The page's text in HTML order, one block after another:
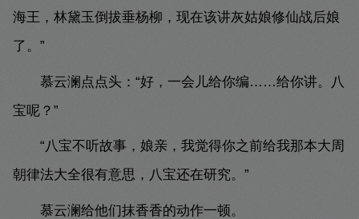
海王，林黛玉倒拔垂杨柳，现在该讲灰姑娘修仙战后娘
了。”
慕云澜点点头：“好，一会儿给你编……给你讲。八
宝呢？”
“八宝不听故事，娘亲，我觉得你之前给我那本大周
朝律法大全很有意思，八宝还在研究。”
慕云澜给他们抹香香的动作一顿。